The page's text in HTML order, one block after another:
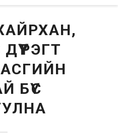
БҮС